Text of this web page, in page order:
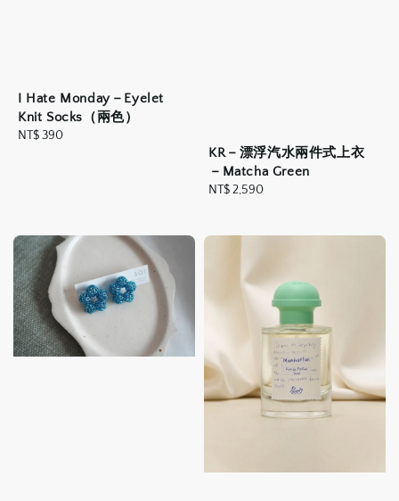
I Hate Monday－Eyelet
Knit Socks（兩色）
Regular
NT$ 390
KR－漂浮汽水兩件式上衣
－Matcha Green
Regular
NT$ 2,590